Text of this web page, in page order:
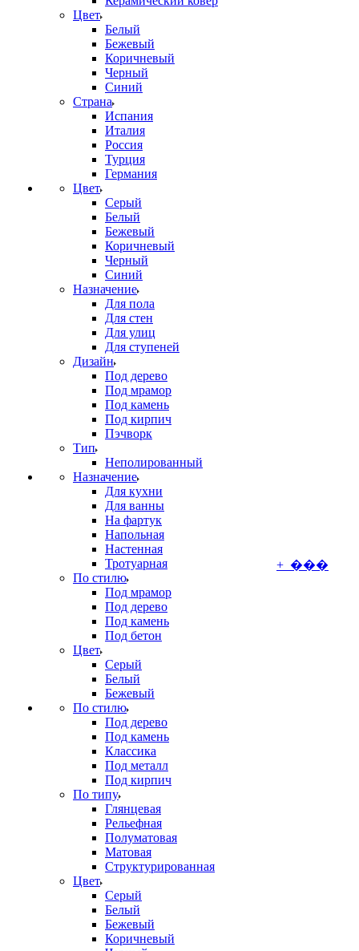
Цвет
Белый
Бежевый
Коричневый
Черный
Синий
Страна
Испания
Италия
Россия
Турция
Германия
Цвет
Серый
Белый
Бежевый
Коричневый
Черный
Синий
Назначение
Для пола
Для стен
Для улиц
Для ступеней
Дизайн
Под дерево
Под мрамор
Под камень
Под кирпич
Пэчворк
Тип
Неполированный
Назначение
Для кухни
Для ванны
На фартук
Напольная
Настенная
Тротуарная
По стилю
Под мрамор
Под дерево
Под камень
Под бетон
Цвет
Серый
Белый
Бежевый
По стилю
Под дерево
Под камень
Классика
Под металл
Под кирпич
По типу
Глянцевая
Рельефная
Полуматовая
Матовая
Структурированная
Цвет
Серый
Белый
Бежевый
Коричневый
+ ���